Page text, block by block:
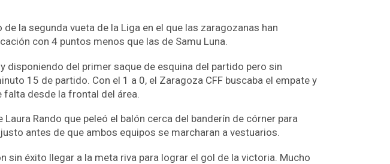
la segunda vueta de la Liga en el que las zaragozanas han
con 4 puntos menos que las de Samu Luna.
disponiendo del primer saque de esquina del partido pero sin
15 de partido. Con el 1 a 0, el Zaragoza CFF buscaba el empate y
falta desde la frontal del área.
Rando que peleó el balón cerca del banderín de córner para
antes de que ambos equipos se marcharan a vestuarios.
éxito llegar a la meta riva para lograr el gol de la victoria. Mucho